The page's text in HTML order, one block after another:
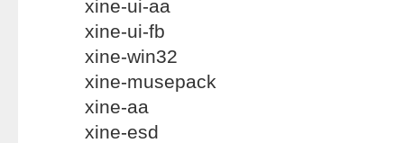
xine-ui-aa
xine-ui-fb
xine-win32
xine-musepack
xine-aa
xine-esd